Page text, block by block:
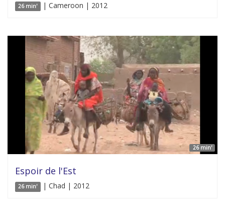
26 min' | Cameroon | 2012
26 min'
Espoir de l'Est
26 min' | Chad | 2012